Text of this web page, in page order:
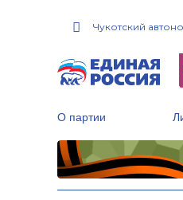
Чукотский
О партии